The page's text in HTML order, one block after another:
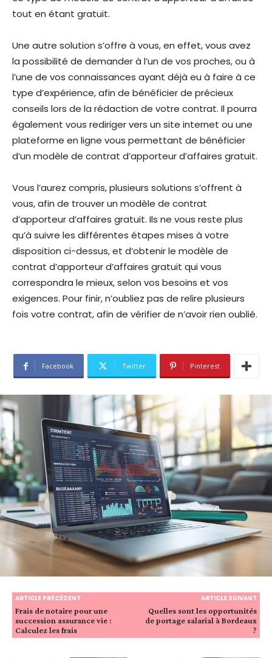
tout en étant gratuit.
Une autre solution s’offre à vous, en effet, vous avez
la possibilité de demander à l’un de vos proches, ou à
l’une de vos connaissances ayant déjà eu à faire à ce
type d’expérience, afin de bénéficier de précieux
conseils lors de la rédaction de votre contrat. Il pourra
également vous rediriger vers un site internet ou une
plateforme en ligne vous permettant de bénéficier
d’un modèle de contrat d’apporteur d’affaires gratuit.
Vous l’aurez compris, plusieurs solutions s’offrent à
vous, afin de trouver un modèle de contrat
d’apporteur d’affaires gratuit. Ils ne vous reste plus
qu’à suivre les différentes étapes mises à votre
disposition ci-dessus, et d’obtenir le modèle de
contrat d’apporteur d’affaires gratuit qui vous
correspondra le mieux, selon vos besoins et vos
exigences. Pour finir, n’oubliez pas de relire plusieurs
fois votre contrat, afin de vérifier de n’avoir rien oublié.
Facebook Twitter Pinterest
ARTICLE PRÉCÉDENT
Frais de notaire pour une
succession assurance vie :
Calculez les frais
ARTICLE SUIVANT
Quelles sont les opportunités
de portage salarial à Bordeaux
?